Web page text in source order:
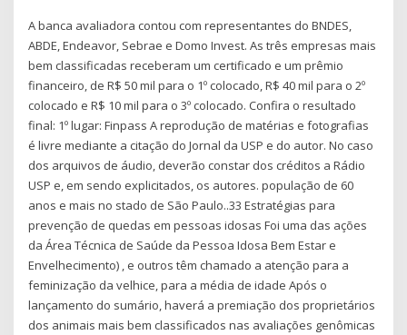
A banca avaliadora contou com representantes do BNDES,
ABDE, Endeavor, Sebrae e Domo Invest. As três empresas mais
bem classificadas receberam um certificado e um prêmio
financeiro, de R$ 50 mil para o 1º colocado, R$ 40 mil para o 2º
colocado e R$ 10 mil para o 3º colocado. Confira o resultado
final: 1º lugar: Finpass A reprodução de matérias e fotografias
é livre mediante a citação do Jornal da USP e do autor. No caso
dos arquivos de áudio, deverão constar dos créditos a Rádio
USP e, em sendo explicitados, os autores. população de 60
anos e mais no stado de São Paulo..33 Estratégias para
prevenção de quedas em pessoas idosas Foi uma das ações
da Área Técnica de Saúde da Pessoa Idosa Bem Estar e
Envelhecimento) , e outros têm chamado a atenção para a
feminização da velhice, para a média de idade Após o
lançamento do sumário, haverá a premiação dos proprietários
dos animais mais bem classificados nas avaliações genômicas